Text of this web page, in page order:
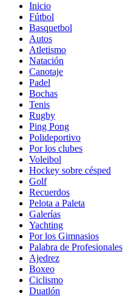
Inicio
Fútbol
Basquetbol
Autos
Atletismo
Natación
Canotaje
Padel
Bochas
Tenis
Rugby
Ping Pong
Polideportivo
Por los clubes
Voleibol
Hockey sobre césped
Golf
Recuerdos
Pelota a Paleta
Galerías
Yachting
Por los Gimnasios
Palabra de Profesionales
Ajedrez
Boxeo
Ciclismo
Duatlón